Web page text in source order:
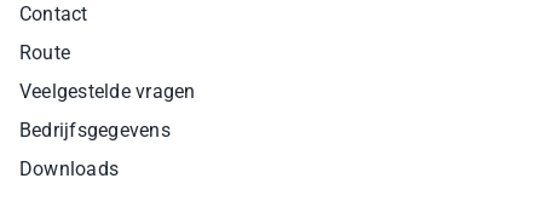
Contact
Route
Veelgestelde vragen
Bedrijfsgegevens
Downloads